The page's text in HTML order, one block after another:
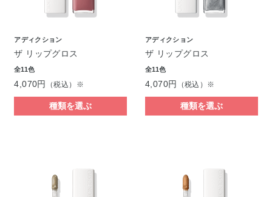
アディクション
ザ リップグロス
全11色
4,070円 （税込）※
種類を選ぶ
アディクション
ザ リップグロス
全11色
4,070円 （税込）※
種類を選ぶ